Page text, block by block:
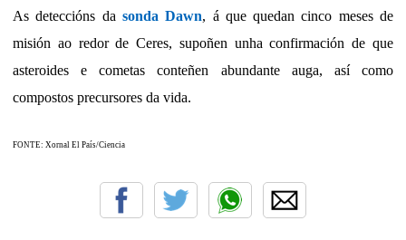
As deteccións da sonda Dawn, á que quedan cinco meses de
misión ao redor de Ceres, supoñen unha confirmación de que
asteroides e cometas conteñen abundante auga, así como
compostos precursores da vida.
FONTE: Xornal El País/Ciencia